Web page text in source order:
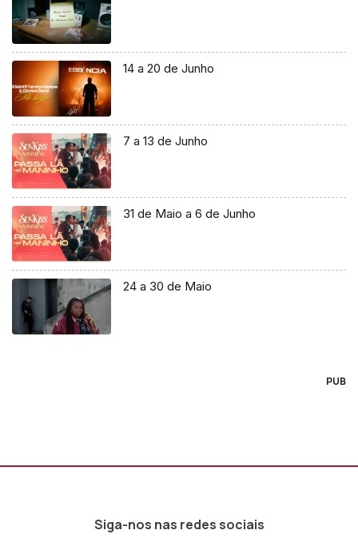
14 a 20 de Junho
7 a 13 de Junho
31 de Maio a 6 de Junho
24 a 30 de Maio
PUB
Siga-nos nas redes sociais